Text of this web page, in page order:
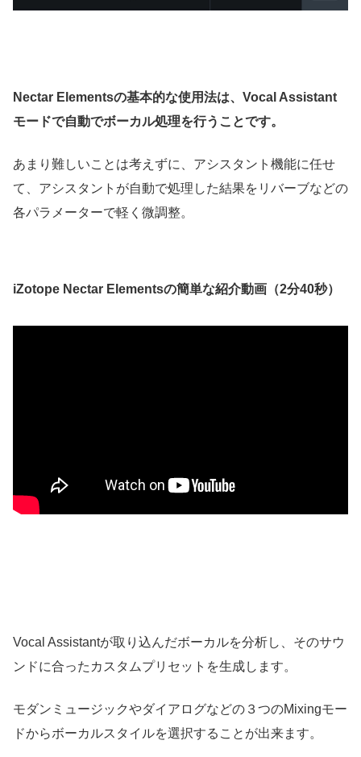
Nectar Elementsの基本的な使用法は、Vocal Assistant
モードで自動でボーカル処理を行うことです。
あまり難しいことは考えずに、アシスタント機能に任せ
て、アシスタントが自動で処理した結果をリバーブなどの
各パラメーターで軽く微調整。
iZotope Nectar Elementsの簡単な紹介動画（2分40秒）
Vocal Assistantが取り込んだボーカルを分析し、そのサウ
ンドに合ったカスタムプリセットを生成します。
モダンミュージックやダイアログなどの３つのMixingモー
ドからボーカルスタイルを選択することが出来ます。